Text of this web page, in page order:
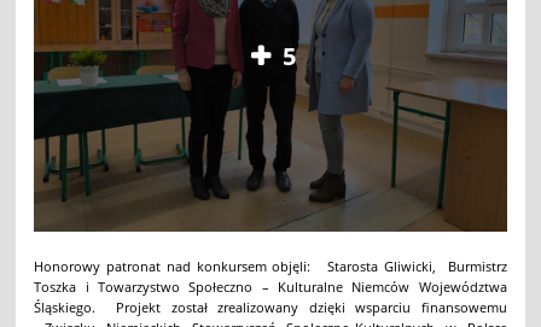
5
Honorowy patronat nad konkursem objęli: Starosta Gliwicki, Burmistrz
Toszka i Towarzystwo Społeczno – Kulturalne Niemców Województwa
Śląskiego. Projekt został zrealizowany dzięki wsparciu finansowemu